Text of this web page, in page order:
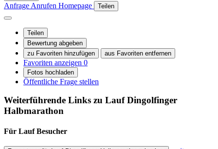
Anfrage Anrufen Homepage Teilen
Teilen
Bewertung abgeben
zu Favoriten hinzufügen
aus Favoriten entfernen
Favoriten anzeigen 0
Fotos hochladen
Öffentliche Frage stellen
Weiterführende Links zu LaufDingolfinger
Halbmarathon
Für LaufBesucher